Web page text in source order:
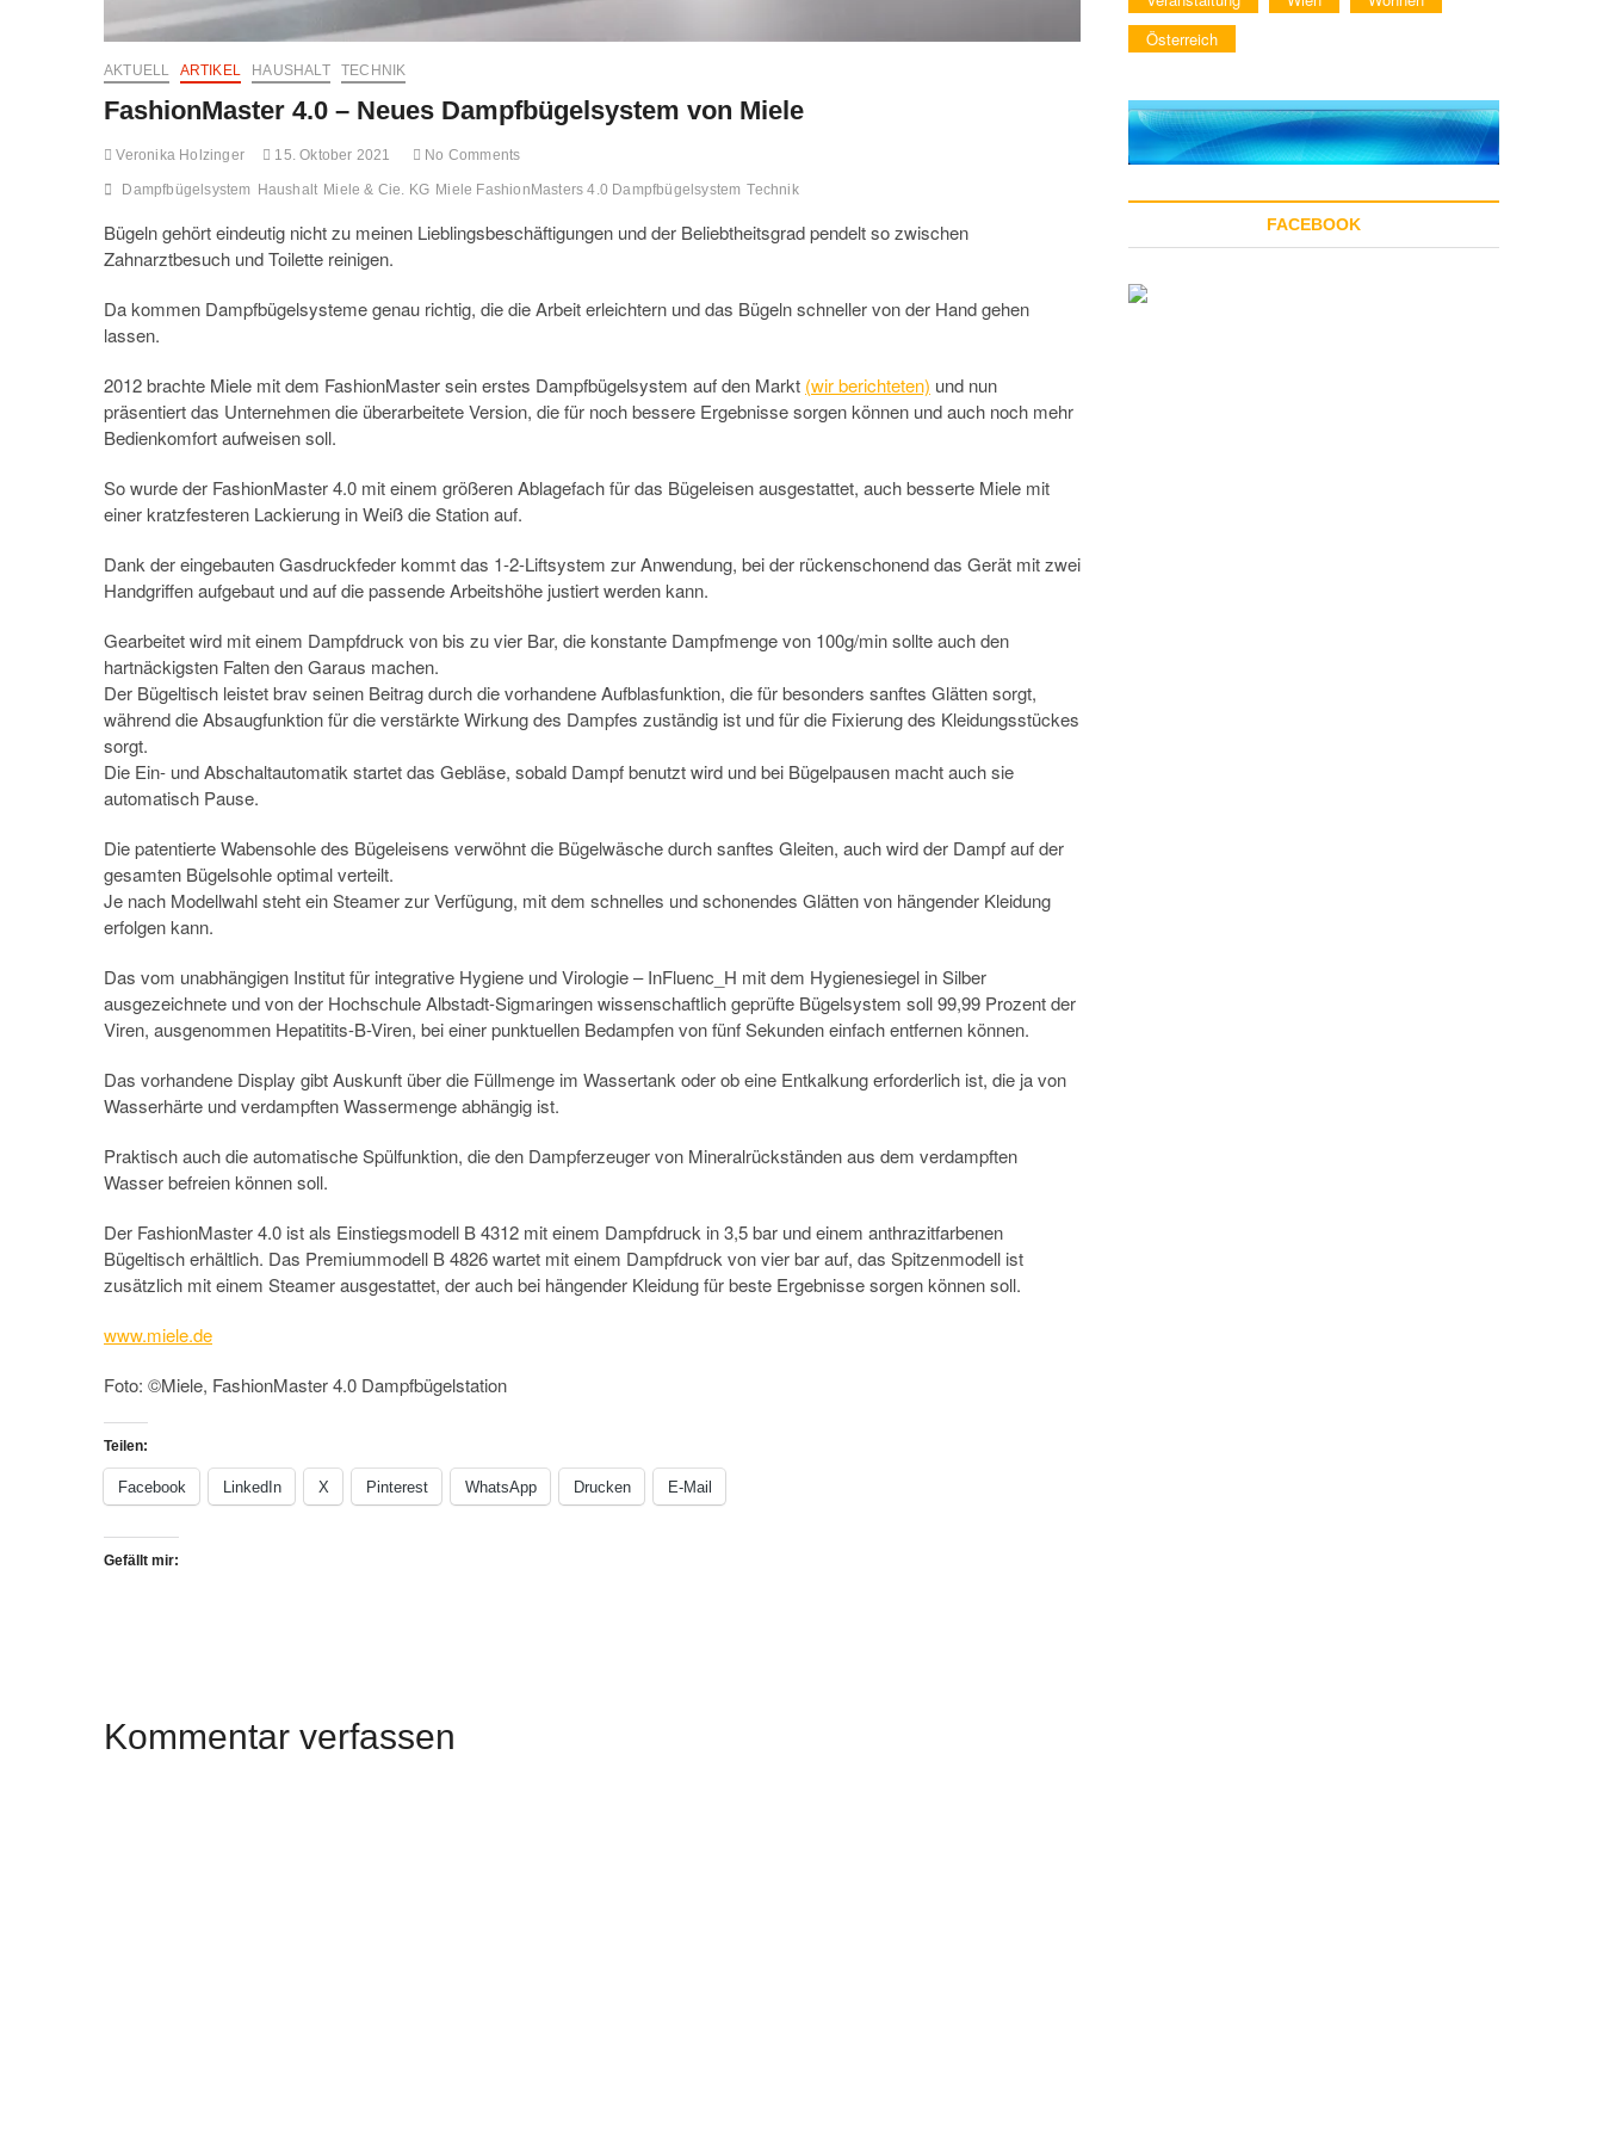
AKTUELL ARTIKEL HAUSHALT TECHNIK
FashionMaster 4.0 – Neues Dampfbügelsystem von Miele
Veronika Holzinger 15. Oktober 2021 No Comments
Dampfbügelsystem Haushalt Miele & Cie. KG Miele FashionMasters 4.0 Dampfbügelsystem Technik
Bügeln gehört eindeutig nicht zu meinen Lieblingsbeschäftigungen und der Beliebtheitsgrad pendelt so zwischen
Zahnarztbesuch und Toilette reinigen.
Da kommen Dampfbügelsysteme genau richtig, die die Arbeit erleichtern und das Bügeln schneller von der Hand gehen
lassen.
2012 brachte Miele mit dem FashionMaster sein erstes Dampfbügelsystem auf den Markt (wir berichteten) und nun
präsentiert das Unternehmen die überarbeitete Version, die für noch bessere Ergebnisse sorgen können und auch noch mehr
Bedienkomfort aufweisen soll.
So wurde der FashionMaster 4.0 mit einem größeren Ablagefach für das Bügeleisen ausgestattet, auch besserte Miele mit
einer kratzfesteren Lackierung in Weiß die Station auf.
Dank der eingebauten Gasdruckfeder kommt das 1-2-Liftsystem zur Anwendung, bei der rückenschonend das Gerät mit zwei
Handgriffen aufgebaut und auf die passende Arbeitshöhe justiert werden kann.
Gearbeitet wird mit einem Dampfdruck von bis zu vier Bar, die konstante Dampfmenge von 100g/min sollte auch den
hartnäckigsten Falten den Garaus machen.
Der Bügeltisch leistet brav seinen Beitrag durch die vorhandene Aufblasfunktion, die für besonders sanftes Glätten sorgt,
während die Absaugfunktion für die verstärkte Wirkung des Dampfes zuständig ist und für die Fixierung des Kleidungsstückes
sorgt.
Die Ein- und Abschaltautomatik startet das Gebläse, sobald Dampf benutzt wird und bei Bügelpausen macht auch sie
automatisch Pause.
Die patentierte Wabensohle des Bügeleisens verwöhnt die Bügelwäsche durch sanftes Gleiten, auch wird der Dampf auf der
gesamten Bügelsohle optimal verteilt.
Je nach Modellwahl steht ein Steamer zur Verfügung, mit dem schnelles und schonendes Glätten von hängender Kleidung
erfolgen kann.
Das vom unabhängigen Institut für integrative Hygiene und Virologie – InFluenc_H mit dem Hygienesiegel in Silber
ausgezeichnete und von der Hochschule Albstadt-Sigmaringen wissenschaftlich geprüfte Bügelsystem soll 99,99 Prozent der
Viren, ausgenommen Hepatitits-B-Viren, bei einer punktuellen Bedampfen von fünf Sekunden einfach entfernen können.
Das vorhandene Display gibt Auskunft über die Füllmenge im Wassertank oder ob eine Entkalkung erforderlich ist, die ja von
Wasserhärte und verdampften Wassermenge abhängig ist.
Praktisch auch die automatische Spülfunktion, die den Dampferzeuger von Mineralrückständen aus dem verdampften
Wasser befreien können soll.
Der FashionMaster 4.0 ist als Einstiegsmodell B 4312 mit einem Dampfdruck in 3,5 bar und einem anthrazitfarbenen
Bügeltisch erhältlich. Das Premiummodell B 4826 wartet mit einem Dampfdruck von vier bar auf, das Spitzenmodell ist
zusätzlich mit einem Steamer ausgestattet, der auch bei hängender Kleidung für beste Ergebnisse sorgen können soll.
www.miele.de
Foto: ©Miele, FashionMaster 4.0 Dampfbügelstation
Teilen:
Facebook LinkedIn X Pinterest WhatsApp Drucken E-Mail
Gefällt mir:
Kommentar verfassen
Österreich
FACEBOOK